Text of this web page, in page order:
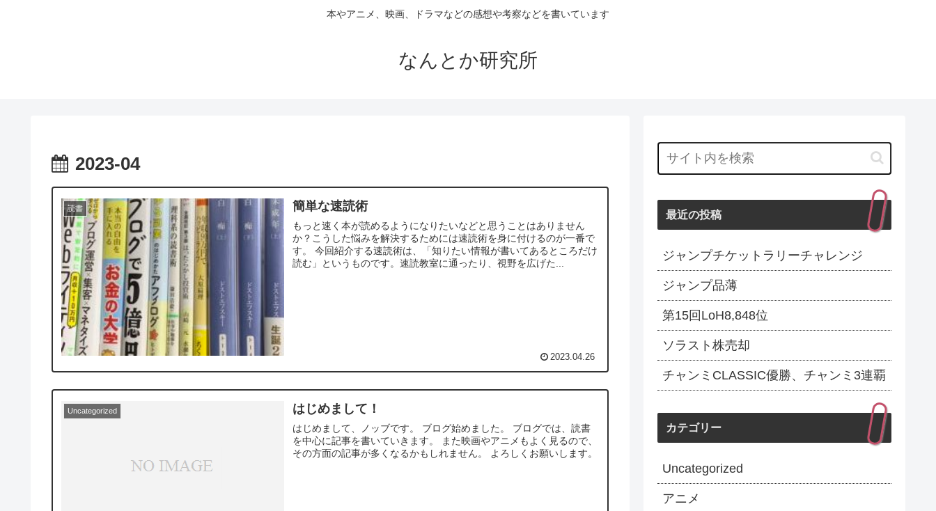
本やアニメ、映画、ドラマなどの感想や考察などを書いています
なんとか研究所
2023-04
読書 簡単な速読術
もっと速く本が読めるようになりたいなどと思うことはありません
か？こうした悩みを解決するためには速読術を身に付けるのが一番で
す。 今回紹介する速読術は、「知りたい情報が書いてあるところだけ
読む」というものです。速読教室に通ったり、視野を広げた...
2023.04.26
Uncategorized はじめまして！
はじめまして、ノッブです。 ブログ始めました。 ブログでは、読書
を中心に記事を書いていきます。 また映画やアニメもよく見るので、
その方面の記事が多くなるかもしれません。 よろしくお願いします。
最近の投稿
ジャンプチケットラリーチャレンジ
ジャンプ品薄
第15回LoH8,848位
ソラスト株売却
チャンミCLASSIC優勝、チャンミ3連覇
カテゴリー
Uncategorized
アニメ